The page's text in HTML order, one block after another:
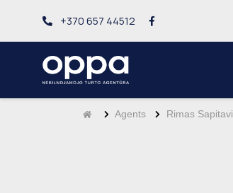
+370 657 44512
Agents Rimas